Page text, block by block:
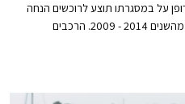
על במסגרתו תוצע לרוכשים הנחה
של 10,000 ₪ ברכישת מיצובישי לנסר מהשנים 2014 - 2009. הרכבים